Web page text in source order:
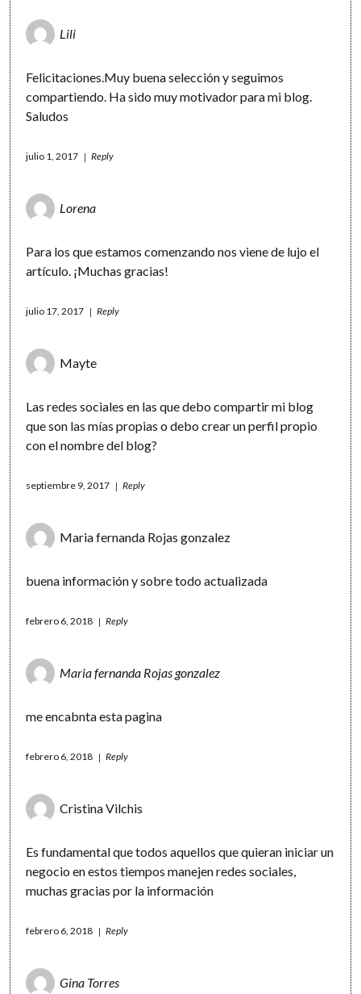
Lili
Felicitaciones.Muy buena selección y seguimos
compartiendo. Ha sido muy motivador para mi blog.
Saludos
julio 1, 2017 Reply
Lorena
Para los que estamos comenzando nos viene de lujo el
artículo. ¡Muchas gracias!
julio 17, 2017 Reply
Mayte
Las redes sociales en las que debo compartir mi blog
que son las mías propias o debo crear un perfil propio
con el nombre del blog?
septiembre 9, 2017 Reply
Maria fernanda Rojas gonzalez
buena información y sobre todo actualizada
febrero 6, 2018 Reply
Maria fernanda Rojas gonzalez
me encabnta esta pagina
febrero 6, 2018 Reply
Cristina Vilchis
Es fundamental que todos aquellos que quieran iniciar un
negocio en estos tiempos manejen redes sociales,
muchas gracias por la información
febrero 6, 2018 Reply
Gina Torres